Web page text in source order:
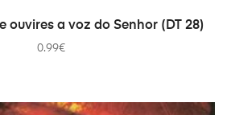
ADICIONAR
ouvires a voz do Senhor (DT 28)
0.99€